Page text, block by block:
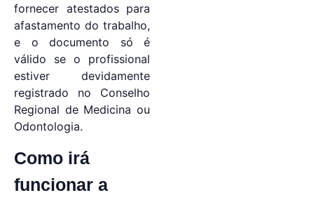
fornecer atestados para
afastamento do trabalho,
e o documento só é
válido se o profissional
estiver devidamente
registrado no Conselho
Regional de Medicina ou
Odontologia.
Como irá
funcionar a